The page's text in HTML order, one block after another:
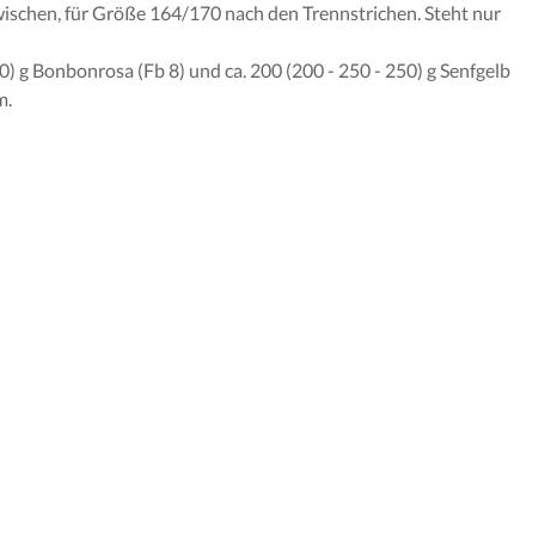
für Größe 164/170 nach den Trennstrichen. Steht nur
g Bonbonrosa (Fb 8) und ca. 200 (200 - 250 - 250) g Senfgelb